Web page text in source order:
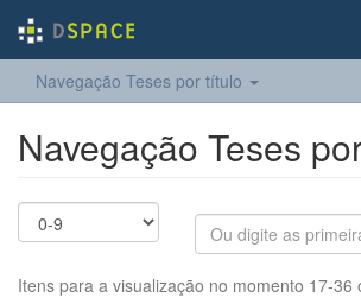
Navegação Teses por título
Navegação Teses
Itens para a visualização no momento 17-36